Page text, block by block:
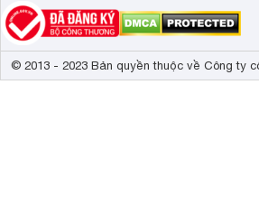
© 2013 - 2023 Bản quyền thuộc về Công ty